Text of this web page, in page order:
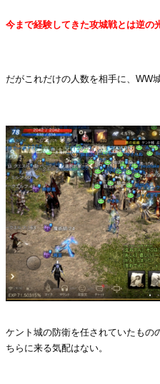
今まで経験してきた攻城戦とは逆の
だがこれだけの人数を相手に、WW
ケント城の防衛を任されていたもの
ちらに来る気配はない。